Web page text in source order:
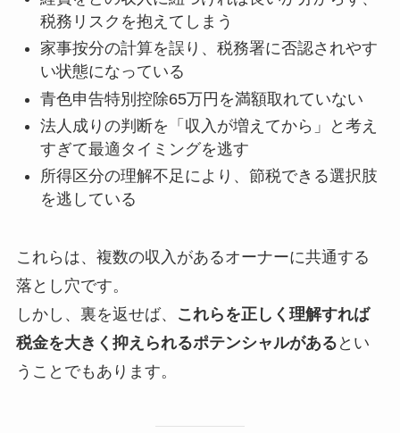
税務リスクを抱えてしまう
家事按分の計算を誤り、税務署に否認されやす
い状態になっている
青色申告特別控除65万円を満額取れていない
法人成りの判断を「収入が増えてから」と考え
すぎて最適タイミングを逃す
所得区分の理解不足により、節税できる選択肢
を逃している
これらは、複数の収入があるオーナーに共通する
落とし穴です。
しかし、裏を返せば、
これらを正しく理解すれば
税金を大きく抑えられるポテンシャルがある とい
うことでもあります。